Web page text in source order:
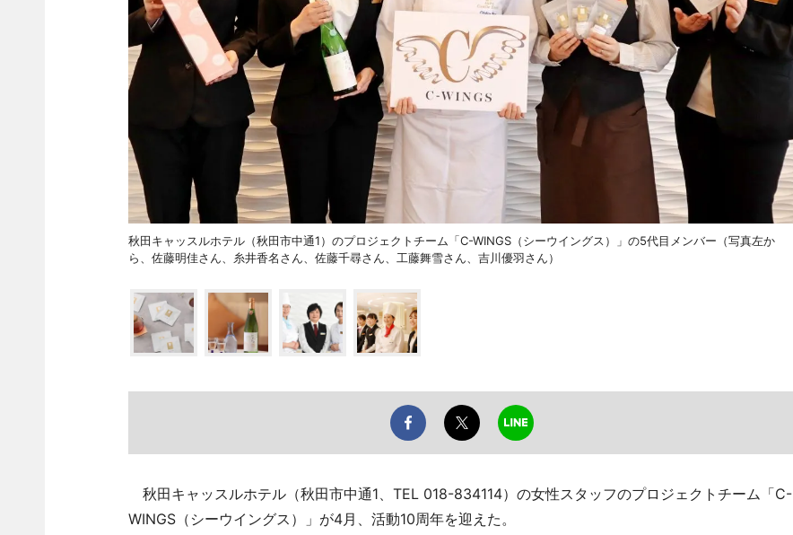
秋田キャッスルホテル（秋田市中通1）のプロジェクトチーム「C-WINGS（シーウイングス）」の5代目メンバー（写真左か
ら、佐藤明佳さん、糸井香名さん、佐藤千尋さん、工藤舞雪さん、吉川優羽さん）
秋田キャッスルホテル（秋田市中通1、TEL 018-834114）の女性スタッフのプロジェクトチーム「C-
WINGS（シーウイングス）」が4月、活動10周年を迎えた。